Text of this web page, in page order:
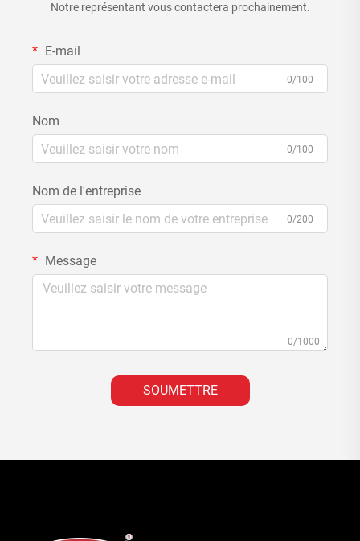
Notre représentant vous contactera prochainement.
E-mail
0/100
Nom
0/100
Nom de l'entreprise
0/200
Message
0/1000
SOUMETTRE